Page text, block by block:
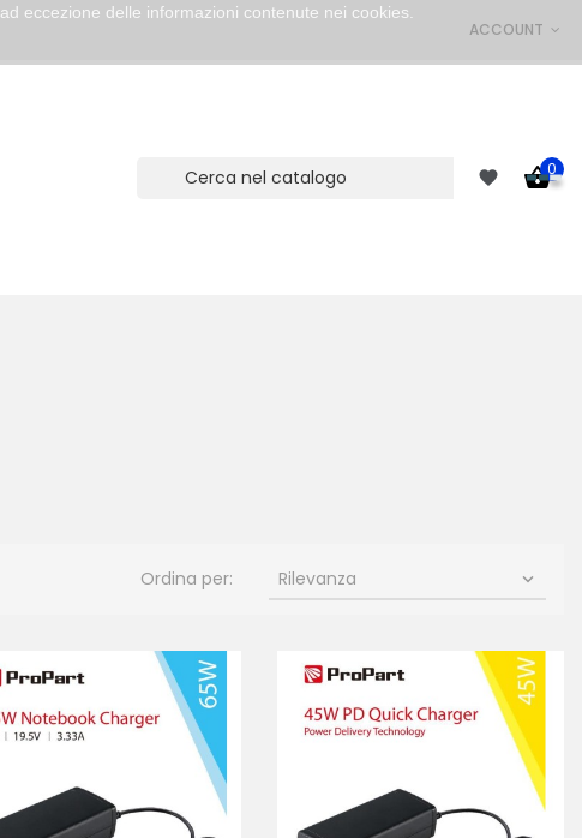
ACCOUNT
0
Ordina per: Rilevanza 
eccezione delle informazioni contenute nei cookies.